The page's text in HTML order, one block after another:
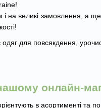
на великі замовлення, а ще
для повсякдення,
онлайн-
в асортименті та